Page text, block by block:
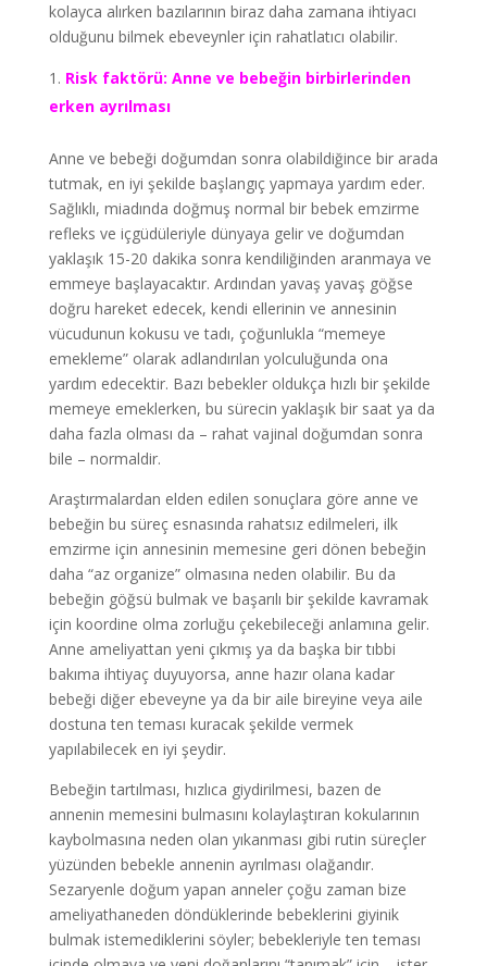
kolayca alırken bazılarının biraz daha zamana ihtiyacı
olduğunu bilmek ebeveynler için rahatlatıcı olabilir.
Risk faktörü: Anne ve bebeğin birbirlerinden
erken ayrılması
Anne ve bebeği doğumdan sonra olabildiğince bir arada
tutmak, en iyi şekilde başlangıç yapmaya yardım eder.
Sağlıklı, miadında doğmuş normal bir bebek emzirme
refleks ve içgüdüleriyle dünyaya gelir ve doğumdan
yaklaşık 15-20 dakika sonra kendiliğinden aranmaya ve
emmeye başlayacaktır. Ardından yavaş yavaş göğse
doğru hareket edecek, kendi ellerinin ve annesinin
vücudunun kokusu ve tadı, çoğunlukla “memeye
emekleme” olarak adlandırılan yolculuğunda ona
yardım edecektir. Bazı bebekler oldukça hızlı bir şekilde
memeye emeklerken, bu sürecin yaklaşık bir saat ya da
daha fazla olması da – rahat vajinal doğumdan sonra
bile – normaldir.
Araştırmalardan elden edilen sonuçlara göre anne ve
bebeğin bu süreç esnasında rahatsız edilmeleri, ilk
emzirme için annesinin memesine geri dönen bebeğin
daha “az organize” olmasına neden olabilir. Bu da
bebeğin göğsü bulmak ve başarılı bir şekilde kavramak
için koordine olma zorluğu çekebileceği anlamına gelir.
Anne ameliyattan yeni çıkmış ya da başka bir tıbbi
bakıma ihtiyaç duyuyorsa, anne hazır olana kadar
bebeği diğer ebeveyne ya da bir aile bireyine veya aile
dostuna ten teması kuracak şekilde vermek
yapılabilecek en iyi şeydir.
Bebeğin tartılması, hızlıca giydirilmesi, bazen de
annenin memesini bulmasını kolaylaştıran kokularının
kaybolmasına neden olan yıkanması gibi rutin süreçler
yüzünden bebekle annenin ayrılması olağandır.
Sezaryenle doğum yapan anneler çoğu zaman bize
ameliyathaneden döndüklerinde bebeklerini giyinik
bulmak istemediklerini söyler; bebekleriyle ten teması